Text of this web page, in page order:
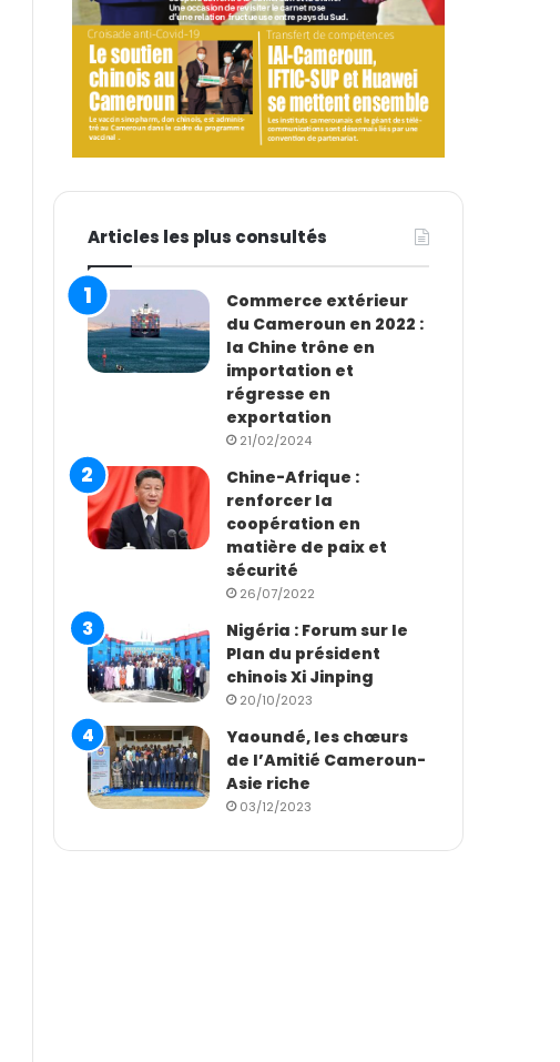
Articles les plus consultés
Commerce extérieur
du Cameroun en 2022 :
la Chine trône en
importation et
régresse en
exportation
21/02/2024
Chine-Afrique :
renforcer la
coopération en
matière de paix et
sécurité
26/07/2022
Nigéria : Forum sur le
Plan du président
chinois Xi Jinping
20/10/2023
Yaoundé, les chœurs
de l’Amitié Cameroun-
Asie riche
03/12/2023